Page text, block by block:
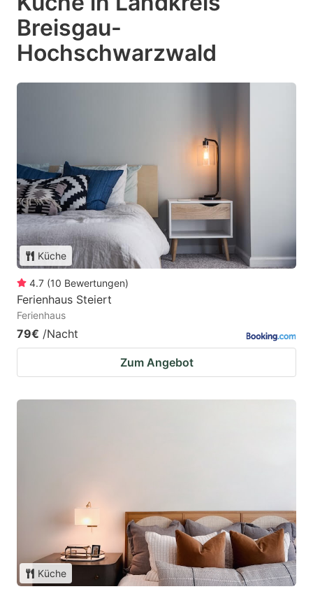
Breisgau-
Hochschwarzwald
Küche
4.7 (10 Bewertungen)
Ferienhaus Steiert
Ferienhaus
79€ /Nacht
Zum Angebot
Küche